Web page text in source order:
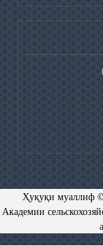
Ҳуқуқи муаллиф
Академии